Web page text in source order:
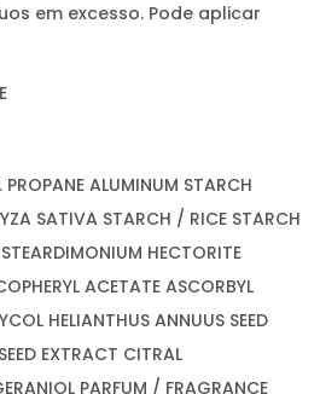
em excesso. Pode aplicar
ALUMINUM STARCH
SATIVA STARCH / RICE STARCH
HECTORITE
ACETATE ASCORBYL
HELIANTHUS ANNUUS SEED
EXTRACT CITRAL
PARFUM / FRAGRANCE